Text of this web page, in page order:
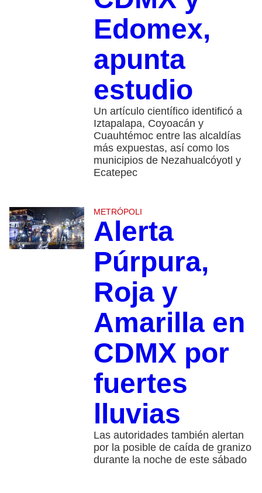
Edomex,
apunta
estudio
Un artículo científico identificó a
Iztapalapa, Coyoacán y
Cuauhtémoc entre las alcaldías
más expuestas, así como los
municipios de Nezahualcóyotl y
Ecatepec
METRÓPOLI
Alerta
Púrpura,
Roja y
Amarilla en
CDMX por
fuertes
lluvias
Las autoridades también alertan
por la posible de caída de granizo
durante la noche de este sábado